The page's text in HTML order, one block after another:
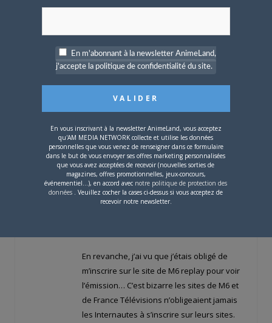
Ah j’étais complètement passé à côté de
cette émission ! Merci de m’avoir prévenu
Je tâcherai de la regarder ce soir ou
moi ou pas que tu as vu ou entendu.
Je sais en tout cas que dans la salle de
conférence, j’étais au deuxième rang, donc
très près des intervenants que j’ai pu
prendre en photo, y compris Tsukasa Hôjô
En revanche, j’ai vu que j’étais obligé de
m’inscrire sur le site de M6 replay pour voir
l’émission… C’est bizarre les sites de M6 et
de France Télévisions n’obligeaient jamais
les Internautes à s’inscrire sur leurs sites.
En m'abonnant à la newsletter AnimeLand,
j'accepte la politique de confidentialité du site.
En vous inscrivant à la newsletter AnimeLand, vous acceptez
qu'AM MEDIA NETWORK collecte et utilise les données
personnelles que vous venez de renseigner dans ce formulaire
dans le but de vous envoyer ses offres marketing personnalisées
que vous avez acceptées de recevoir (nouvelles sorties de
magazines, offres promotionnelles, jeux-concours,
événementiel...), en accord avec notre politique de protection des
données . Veuillez cocher la cases ci-dessus si vous acceptez de
recevoir notre newsletter.